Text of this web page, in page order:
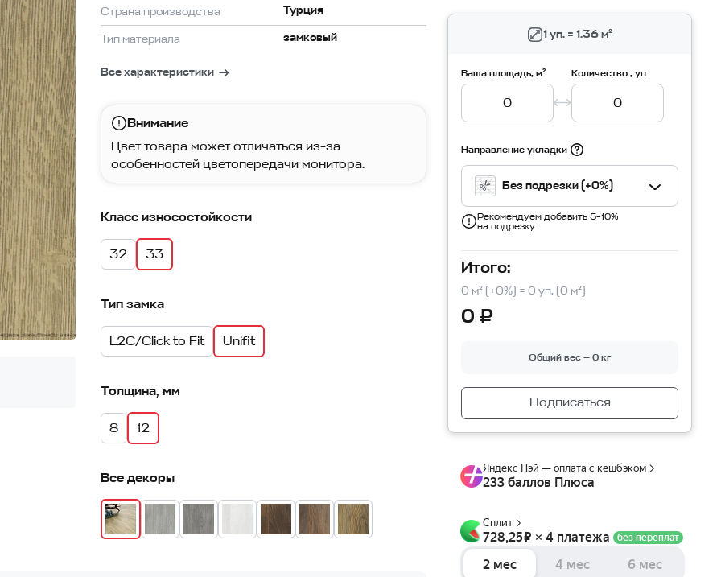
Страна производства
Турция
Тип материала замковый
Все характеристики
Внимание
Цвет товара может отличаться из-за
особенностей цветопередачи монитора.
Класс износостойкости
32 33
Тип замка
L2C/Click to Fit Unifit
Толщина, мм
8 12
Все декоры
1 уп. = 1.36 м²
Ваша площадь, м² Количество , уп
Направление укладки
Без подрезки (+0%)
Рекомендуем добавить 5–10%
на подрезку
Итого:
0 м² (+0%) = 0 уп. (0 м²)
0 ₽
Общий вес — 0 кг
Подписаться